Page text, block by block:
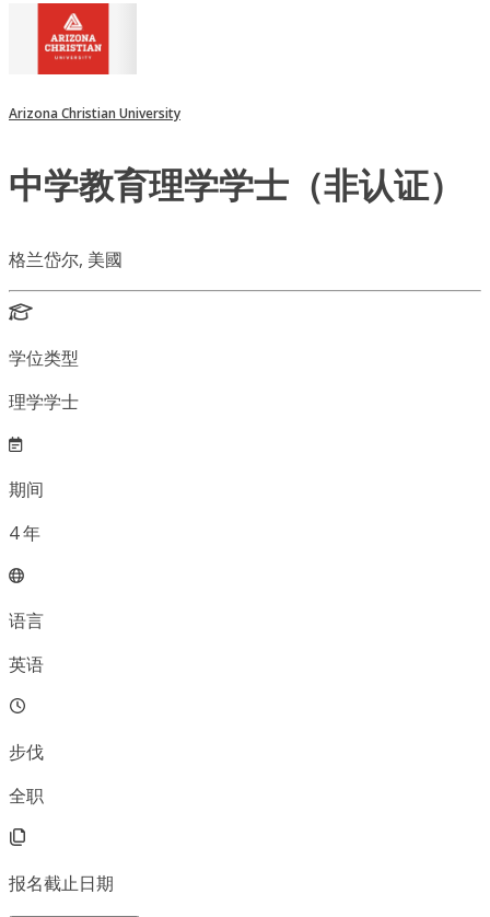
Arizona Christian University
中学教育理学学士（非认证）
格兰岱尔, 美國
学位类型
理学学士
期间
4年
语言
英语
步伐
全职
报名截止日期